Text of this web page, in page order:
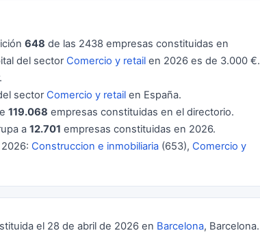
648 de las 2438 empresas constituidas en
del sector Comercio y retail en 2026 es de 3.000 €.
sector Comercio y retail en España.
119.068 empresas constituidas en el directorio.
a 12.701 empresas constituidas en 2026.
Construccion e inmobiliaria (653), Comercio y
el 28 de abril de 2026 en Barcelona, Barcelona.